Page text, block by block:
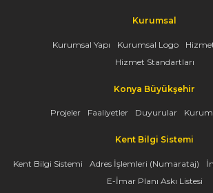
Kurumsal
Kurumsal Yapı Kurumsal Logo
Hizmet Standartları
Konya Büyükşehir
Projeler Faaliyetler Duyurular
Kent Bilgi Sistemi
Kent Bilgi Sistemi Adres İşlemleri (Numarataj)
E-İmar Planı Askı Listesi